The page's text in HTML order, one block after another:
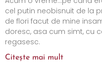
cel putin neobisnuit de la
de flori facut de mine
doresc, asa cum simt, cu
regasesc.
Citește mai mult